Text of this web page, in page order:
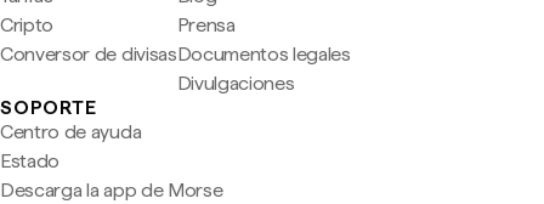
Cripto
Conversor de divisas
Prensa
Documentos legales
Divulgaciones
SOPORTE
Centro de ayuda
Estado
Descarga la app de Morse